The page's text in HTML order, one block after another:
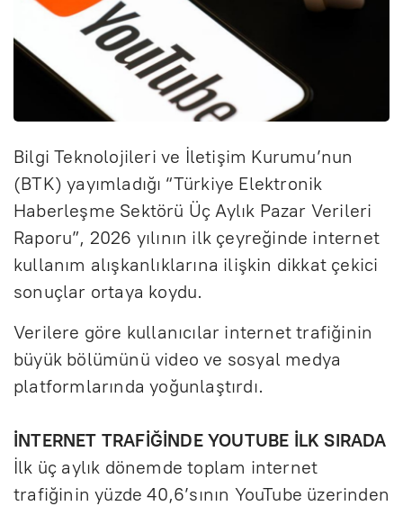
Bilgi Teknolojileri ve İletişim Kurumu’nun
(BTK) yayımladığı “Türkiye Elektronik
Haberleşme Sektörü Üç Aylık Pazar Verileri
Raporu”, 2026 yılının ilk çeyreğinde internet
kullanım alışkanlıklarına ilişkin dikkat çekici
sonuçlar ortaya koydu.
Verilere göre kullanıcılar internet trafiğinin
büyük bölümünü video ve sosyal medya
platformlarında yoğunlaştırdı.
İNTERNET TRAFİĞİNDE YOUTUBE İLK SIRADA
İlk üç aylık dönemde toplam internet
trafiğinin yüzde 40,6’sının YouTube üzerinden